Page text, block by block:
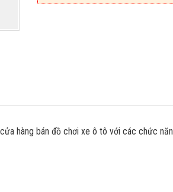
hàng bán đồ chơi xe ô tô với các chức